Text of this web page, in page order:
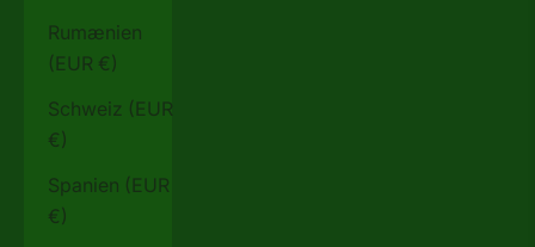
Rumænien
(EUR €)
Schweiz (EUR
€)
Spanien (EUR
€)